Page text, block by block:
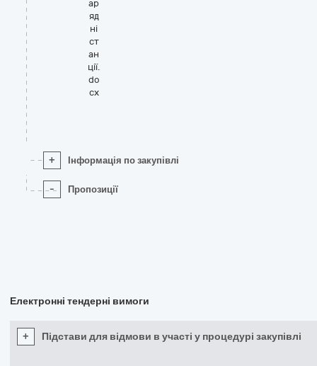
ар
яд
ні
ст
ан
ції.
do
cx
+ Інформація по закупівлі
- Пропозиції
Електронні тендерні вимоги
+ Підстави для відмови в участі у процедурі закупівлі